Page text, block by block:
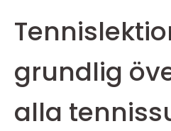
grundlig
alla